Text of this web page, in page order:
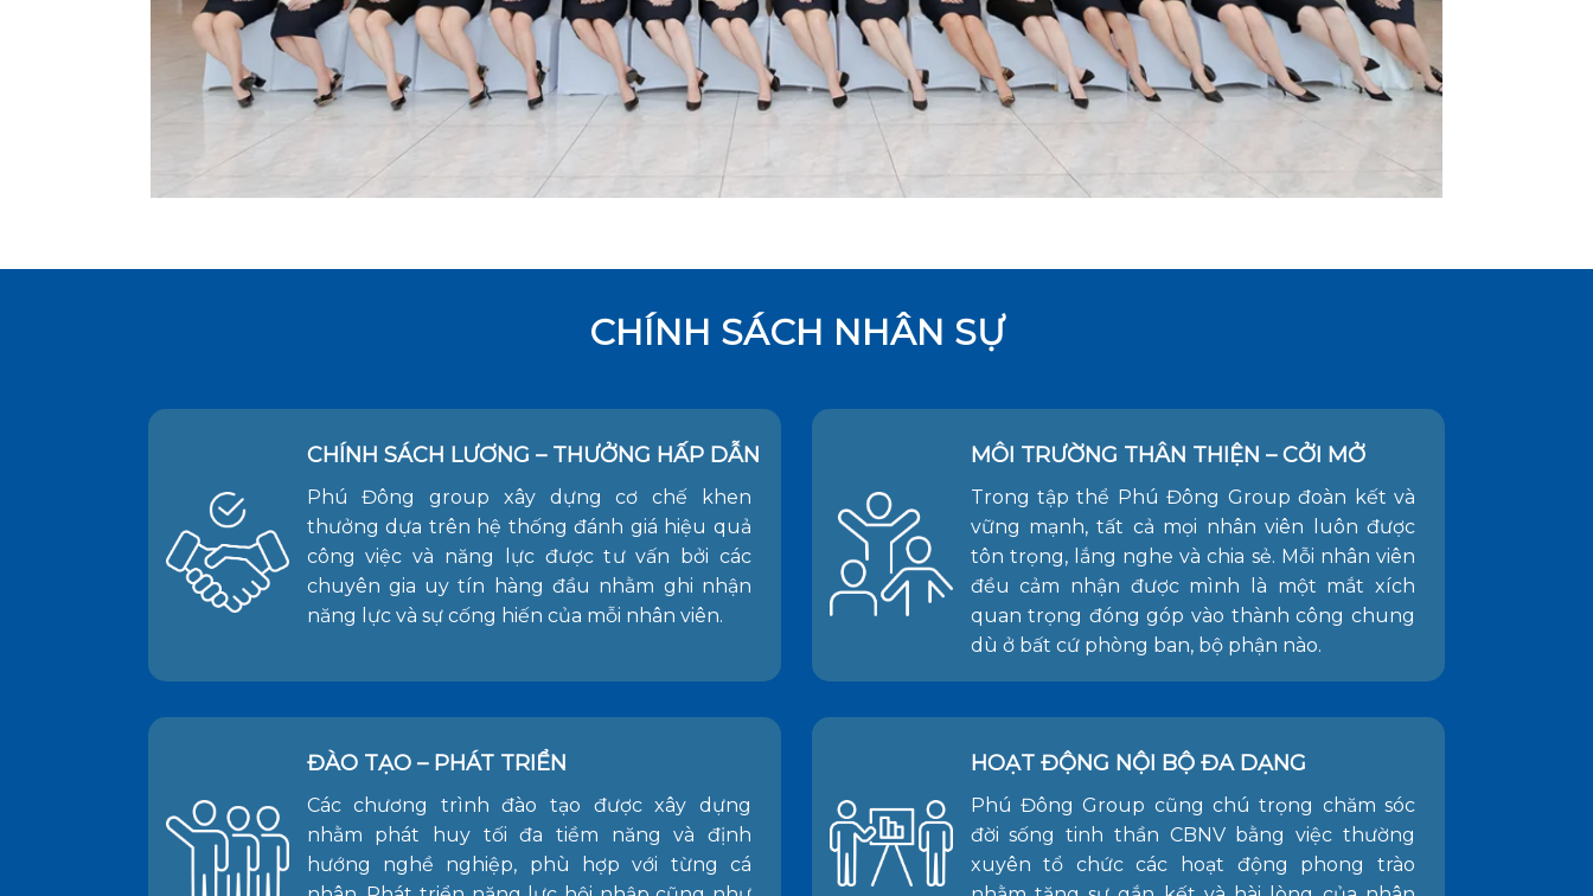
CHÍNH SÁCH NHÂN SỰ
CHÍNH SÁCH LƯƠNG – THƯỞNG HẤP DẪN
Phú Đông group xây dựng cơ chế khen
thưởng dựa trên hệ thống đánh giá hiệu quả
công việc và năng lực được tư vấn bởi các
chuyên gia uy tín hàng đầu nhằm ghi nhận
năng lực và sự cống hiến của mỗi nhân viên.
MÔI TRƯỜNG THÂN THIỆN – CỞI MỞ
Trong tập thể Phú Đông Group đoàn kết và
vững mạnh, tất cả mọi nhân viên luôn được
tôn trọng, lắng nghe và chia sẻ. Mỗi nhân viên
đều cảm nhận được mình là một mắt xích
quan trọng đóng góp vào thành công chung
dù ở bất cứ phòng ban, bộ phận nào.
ĐÀO TẠO – PHÁT TRIỂN
Các chương trình đào tạo được xây dựng
nhằm phát huy tối đa tiềm năng và định
hướng nghề nghiệp, phù hợp với từng cá
HOẠT ĐỘNG NỘI BỘ ĐA DẠNG
Phú Đông Group cũng chú trọng chăm sóc
đời sống tinh thần CBNV bằng việc thường
xuyên tổ chức các hoạt động phong trào